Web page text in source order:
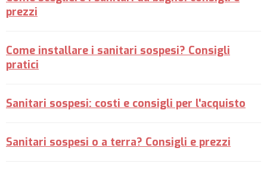
prezzi
Come installare i sanitari sospesi? Consigli
pratici
Sanitari sospesi: costi e consigli per l'acquisto
Sanitari sospesi o a terra? Consigli e prezzi